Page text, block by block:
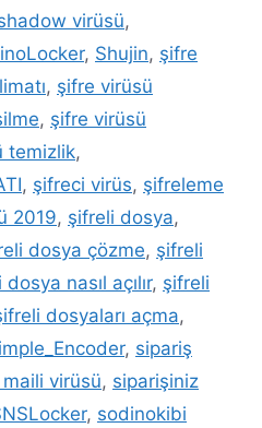
virüsü,
, Shujin, şifre
, şifre virüsü
, şifre virüsü
temizlik,
, şifreci virüs, şifreleme
2019, şifreli dosya,
dosya çözme, şifreli
nasıl açılır, şifreli
dosyaları açma,
, sipariş
virüsü, siparişiniz
, sodinokibi